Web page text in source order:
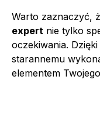
Warto zaznaczyć,
expert nie tylko
oczekiwania.
starannemu
elementem